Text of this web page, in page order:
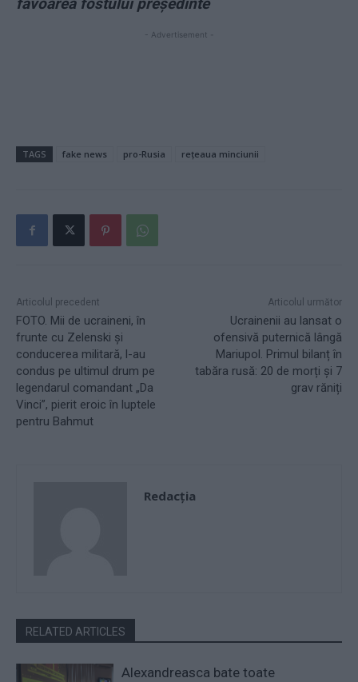
favoarea fostului președinte
- Advertisement -
TAGS fake news pro-Rusia rețeaua minciunii
Articolul precedent
FOTO. Mii de ucraineni, în
frunte cu Zelenski și
conducerea militară, l-au
condus pe ultimul drum pe
legendarul comandant „Da
Vinci”, pierit eroic în luptele
pentru Bahmut
Articolul următor
Ucrainenii au lansat o
ofensivă puternică lângă
Mariupol. Primul bilanț în
tabăra rusă: 20 de morți și 7
grav răniți
Redacţia
RELATED ARTICLES
Alexandreasca bate toate